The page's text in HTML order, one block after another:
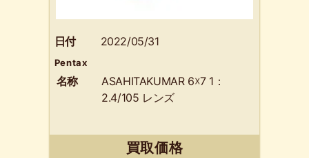
日付 2022/05/31
Pentax
名称
ASAHITAKUMAR 6☓7 1：
2.4/105 レンズ
買取価格